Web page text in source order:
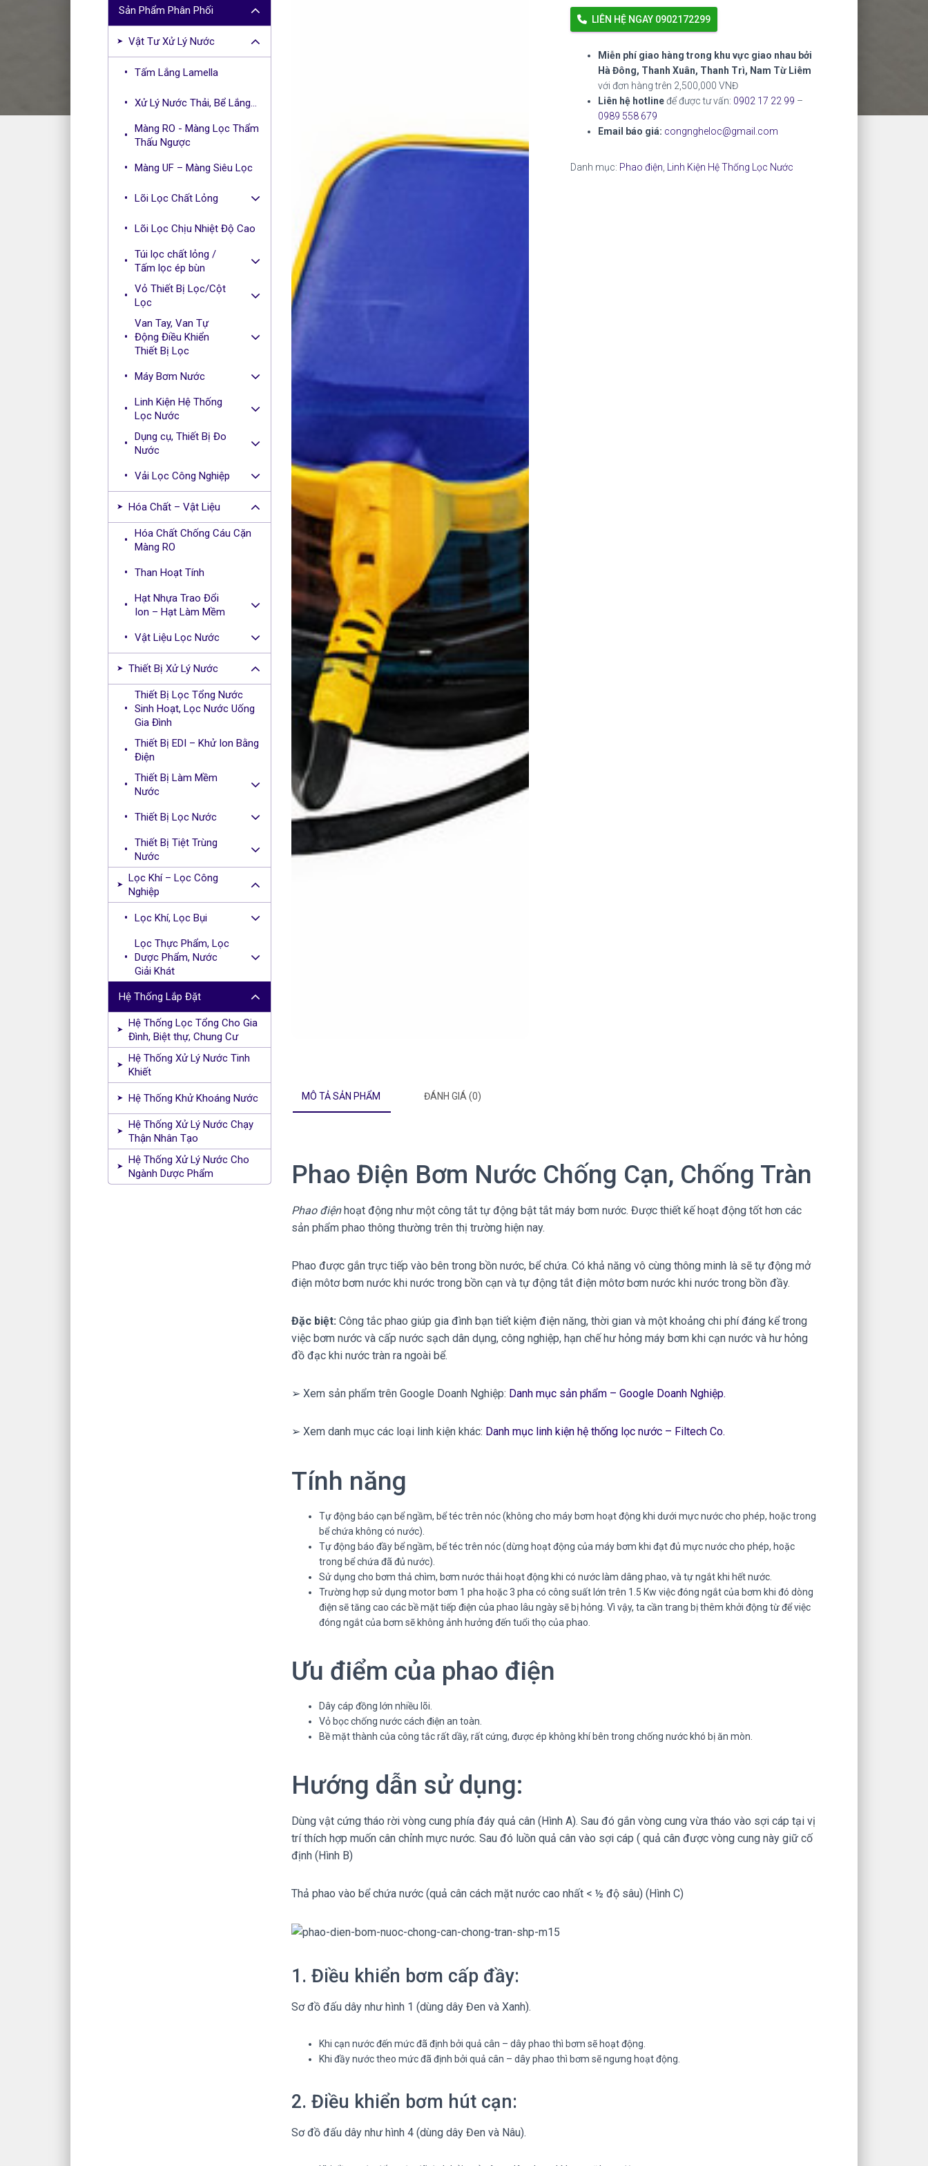
Sản Phẩm Phân Phối
Vật Tư Xử Lý Nước
Tấm Lắng Lamella
Xử Lý Nước Thải, Bể Lắng...
Màng RO - Màng Lọc Thẩm
Thấu Ngược
Màng UF – Màng Siêu Lọc
Lõi Lọc Chất Lỏng
Lõi Lọc Chịu Nhiệt Độ Cao
Túi lọc chất lỏng /
Tấm lọc ép bùn
Vỏ Thiết Bị Lọc/Cột
Lọc
Van Tay, Van Tự
Động Điều Khiển
Thiết Bị Lọc
Máy Bơm Nước
Linh Kiện Hệ Thống
Lọc Nước
Dụng cụ, Thiết Bị Đo
Nước
Vải Lọc Công Nghiệp
Hóa Chất – Vật Liệu
Hóa Chất Chống Cáu Cặn
Màng RO
Than Hoạt Tính
Hạt Nhựa Trao Đổi
Ion – Hạt Làm Mềm
Vật Liệu Lọc Nước
Thiết Bị Xử Lý Nước
Thiết Bị Lọc Tổng Nước
Sinh Hoạt, Lọc Nước Uống
Gia Đình
Thiết Bị EDI – Khử Ion Bằng
Điện
Thiết Bị Làm Mềm
Nước
Thiết Bị Lọc Nước
Thiết Bị Tiệt Trùng
Nước
Lọc Khí – Lọc Công
Nghiệp
Lọc Khí, Lọc Bụi
Lọc Thực Phẩm, Lọc
Dược Phẩm, Nước
Giải Khát
Hệ Thống Lắp Đặt
Hệ Thống Lọc Tổng Cho Gia
Đình, Biệt thự, Chung Cư
Hệ Thống Xử Lý Nước Tinh
Khiết
Hệ Thống Khử Khoáng Nước
Hệ Thống Xử Lý Nước Chạy
Thận Nhân Tạo
Hệ Thống Xử Lý Nước Cho
Ngành Dược Phẩm
LIÊN HỆ NGAY 0902172299
Miễn phí giao hàng trong khu vực giao nhau bởi
Hà Đông, Thanh Xuân, Thanh Trì, Nam Từ Liêm
với đơn hàng trên 2,500,000 VNĐ
Liên hệ hotlineđể được tư vấn: 0902 17 22 99 –
0989 558 679
Email báo giá: congngheloc@gmail.com
Danh mục: Phao điện Linh Kiện Hệ Thống Lọc Nước
MÔ TẢ SẢN PHẨM ĐÁNH GIÁ (0)
Phao Điện Bơm Nước Chống Cạn, Chống Tràn
Phao điệnhoạt động như một công tắt tự động bật tắt máy bơm nước. Được thiết kế hoạt động tốt hơn các
sản phẩm phao thông thường trên thị trường hiện nay.
Phao được gắn trực tiếp vào bên trong bồn nước, bể chứa. Có khả năng vô cùng thông minh là sẽ tự động mở
điện môtơ bơm nước khi nước trong bồn cạn và tự động tắt điện môtơ bơm nước khi nước trong bồn đầy.
Đặc biệt: Công tắc phao giúp gia đình bạn tiết kiệm điện năng, thời gian và một khoảng chi phí đáng kể trong
việc bơm nước và cấp nước sạch dân dụng, công nghiệp, hạn chế hư hỏng máy bơm khi cạn nước và hư hỏng
đồ đạc khi nước tràn ra ngoài bể.
➢ Xem sản phẩm trên Google Doanh Nghiệp: Danh mục sản phẩm – Google Doanh Nghiệp.
➢ Xem danh mục các loại linh kiện khác: Danh mục linh kiện hệ thống lọc nước – Filtech Co.
Tính năng
Tự động báo cạn bể ngầm, bể téc trên nóc (không cho máy bơm hoạt động khi dưới mực nước cho phép, hoặc trong
bể chứa không có nước).
Tự động báo đầy bể ngầm, bể téc trên nóc (dừng hoạt động của máy bơm khi đạt đủ mực nước cho phép, hoặc
trong bể chứa đã đủ nước).
Sử dụng cho bơm thả chìm, bơm nước thải hoạt động khi có nước làm dâng phao, và tự ngắt khi hết nước.
Trường hợp sử dụng motor bơm 1 pha hoặc 3 pha có công suất lớn trên 1.5 Kw việc đóng ngắt của bơm khi đó dòng
điện sẽ tăng cao các bề mặt tiếp điện của phao lâu ngày sẽ bị hỏng. Vì vậy, ta cần trang bị thêm khởi động từ để việc
đóng ngắt của bơm sẽ không ảnh hưởng đến tuổi thọ của phao.
Ưu điểm của phao điện
Dây cáp đồng lớn nhiều lõi.
Vỏ bọc chống nước cách điện an toàn.
Bề mặt thành của công tắc rất dầy, rất cứng, được ép không khí bên trong chống nước khó bị ăn mòn.
Hướng dẫn sử dụng:
Dùng vật cứng tháo rời vòng cung phía đáy quả cân (Hình A). Sau đó gắn vòng cung vừa tháo vào sợi cáp tại vị
trí thích hợp muốn cân chỉnh mực nước. Sau đó luồn quả cân vào sợi cáp ( quả cân được vòng cung này giữ cố
định (Hình B)
Thả phao vào bể chứa nước (quả cân cách mặt nước cao nhất < ½ độ sâu) (Hình C)
1. Điều khiển bơm cấp đầy:
Sơ đồ đấu dây như hình 1 (dùng dây Đen và Xanh).
Khi cạn nước đến mức đã định bởi quả cân – dây phao thì bơm sẽ hoạt động.
Khi đầy nước theo mức đã định bởi quả cân – dây phao thì bơm sẽ ngưng hoạt động.
2. Điều khiển bơm hút cạn:
Sơ đồ đấu dây như hình 4 (dùng dây Đen và Nâu).